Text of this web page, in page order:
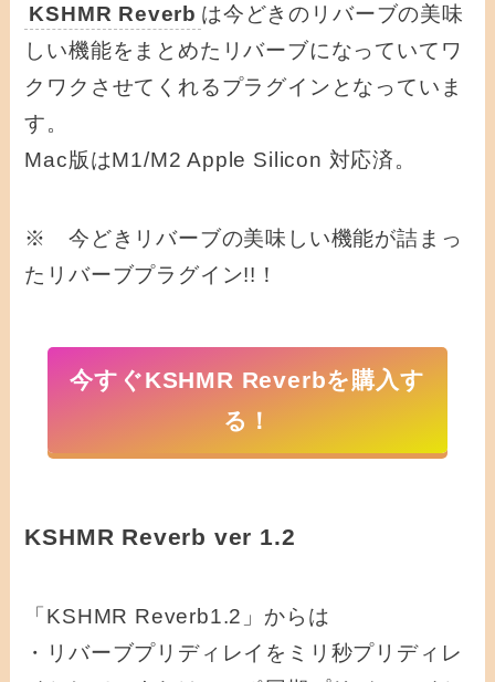
KSHMR Reverb は今どきのリバーブの美味
しい機能をまとめたリバーブになっていてワ
クワクさせてくれるプラグインとなっていま
す。
Mac版はM1/M2 Apple Silicon 対応済。
※ 今どきリバーブの美味しい機能が詰まっ
たリバーブプラグイン!!！
今すぐKSHMR Reverbを購入す
る！
KSHMR Reverb ver 1.2
「KSHMR Reverb1.2」からは
・リバーブプリディレイをミリ秒プリディレ